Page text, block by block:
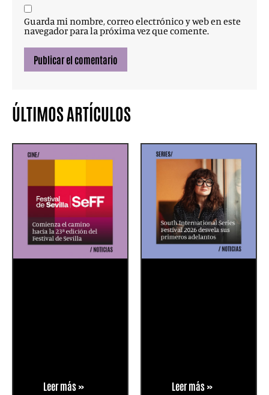
Guarda mi nombre, correo electrónico y web en este
navegador para la próxima vez que comente.
ÚLTIMOS ARTÍCULOS
Leer más » Leer más »